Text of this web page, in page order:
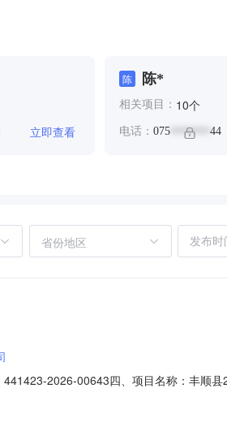
立即查看
陈 陈*
相关项目： 10个
电话： 075******* 44
省份地区
2026-00643四、项目名称：丰顺
息主要标的名称：丰顺县2026-20